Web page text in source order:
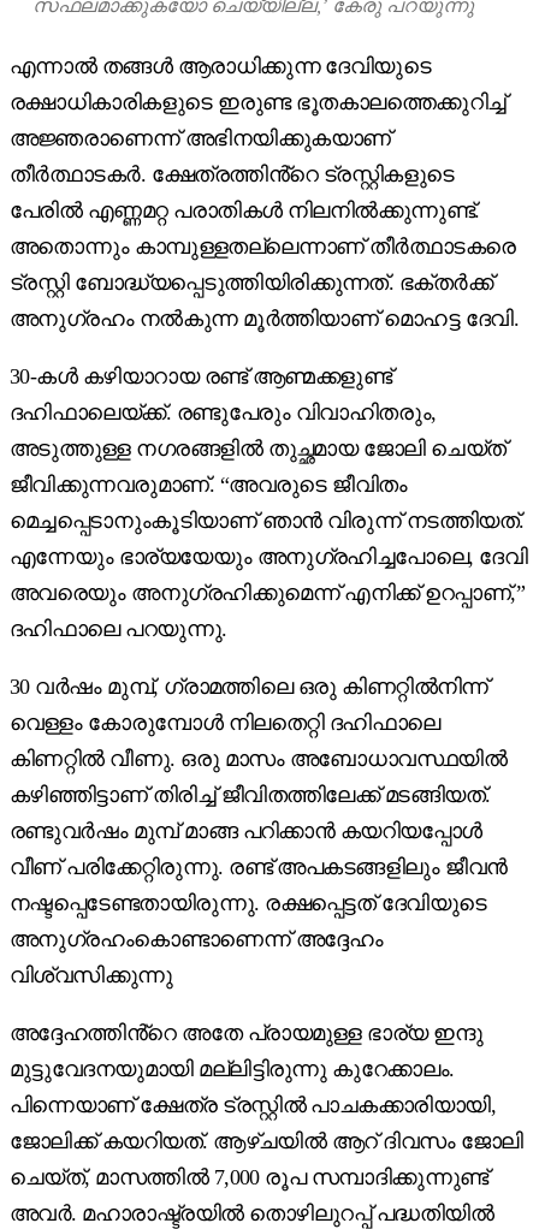
സഫലമാക്കുകയോ ചെയ്യില്ല,’ കേരു പറയുന്നു
എന്നാൽ തങ്ങൾ ആരാധിക്കുന്ന ദേവിയുടെ
രക്ഷാധികാരികളുടെ ഇരുണ്ട ഭൂതകാലത്തെക്കുറിച്ച്
അജ്ഞരാണെന്ന് അഭിനയിക്കുകയാണ്
തീർത്ഥാടകർ. ക്ഷേത്രത്തിൻ്റെ ട്രസ്റ്റികളുടെ
പേരിൽ എണ്ണമറ്റ പരാതികൾ നിലനിൽക്കുന്നുണ്ട്.
അതൊന്നും കാമ്പുള്ളതല്ലെന്നാണ് തീർത്ഥാടകരെ
ട്രസ്റ്റി ബോദ്ധ്യപ്പെടുത്തിയിരിക്കുന്നത്. ഭക്തർക്ക്
അനുഗ്രഹം നൽകുന്ന മൂർത്തിയാണ് മൊഹട്ട ദേവി.
30-കൾ കഴിയാറായ രണ്ട് ആണ്മക്കളുണ്ട്
ദഹിഫാലെയ്ക്ക്. രണ്ടുപേരും വിവാഹിതരും,
അടുത്തുള്ള നഗരങ്ങളിൽ തുച്ഛമായ ജോലി ചെയ്ത്
ജീവിക്കുന്നവരുമാണ്. “അവരുടെ ജീവിതം
മെച്ചപ്പെടാനുംകൂടിയാണ് ഞാൻ വിരുന്ന് നടത്തിയത്.
എന്നേയും ഭാര്യയേയും അനുഗ്രഹിച്ചപോലെ, ദേവി
അവരെയും അനുഗ്രഹിക്കുമെന്ന് എനിക്ക് ഉറപ്പാണ്,”
ദഹിഫാലെ പറയുന്നു.
30 വർഷം മുമ്പ്, ഗ്രാമത്തിലെ ഒരു കിണറ്റിൽനിന്ന്
വെള്ളം കോരുമ്പോൾ നിലതെറ്റി ദഹിഫാലെ
കിണറ്റിൽ വീണു. ഒരു മാസം അബോധാവസ്ഥയിൽ
കഴിഞ്ഞിട്ടാണ് തിരിച്ച് ജീവിതത്തിലേക്ക് മടങ്ങിയത്.
രണ്ടുവർഷം മുമ്പ് മാങ്ങ പറിക്കാൻ കയറിയപ്പോൾ
വീണ് പരിക്കേറ്റിരുന്നു. രണ്ട് അപകടങ്ങളിലും ജീവൻ
നഷ്ടപ്പെടേണ്ടതായിരുന്നു. രക്ഷപ്പെട്ടത് ദേവിയുടെ
അനുഗ്രഹംകൊണ്ടാണെന്ന് അദ്ദേഹം
വിശ്വസിക്കുന്നു
അദ്ദേഹത്തിൻ്റെ അതേ പ്രായമുള്ള ഭാര്യ ഇന്ദു
മുട്ടുവേദനയുമായി മല്ലിട്ടിരുന്നു കുറേക്കാലം.
പിന്നെയാണ് ക്ഷേത്ര ട്രസ്റ്റിൽ പാചകക്കാരിയായി,
ജോലിക്ക് കയറിയത്. ആഴ്ചയിൽ ആറ് ദിവസം ജോലി
ചെയ്ത്, മാസത്തിൽ 7,000 രൂപ സമ്പാദിക്കുന്നുണ്ട്
അവർ. മഹാരാഷ്ട്രയിൽ തൊഴിലുറപ്പ് പദ്ധതിയിൽ